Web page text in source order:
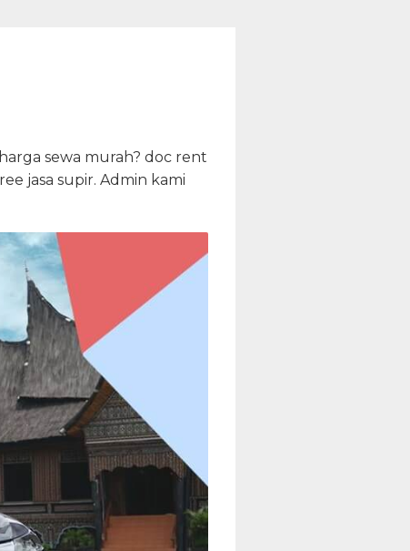
sewa murah? doc rent
jasa supir. Admin kami